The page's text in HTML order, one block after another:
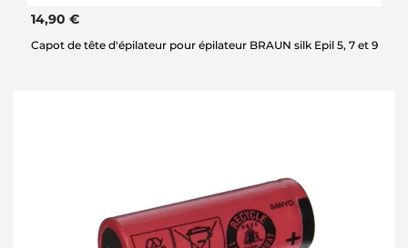
14,90 €
Capot de tête d'épilateur pour épilateur BRAUN silk Epil 5, 7 et 9